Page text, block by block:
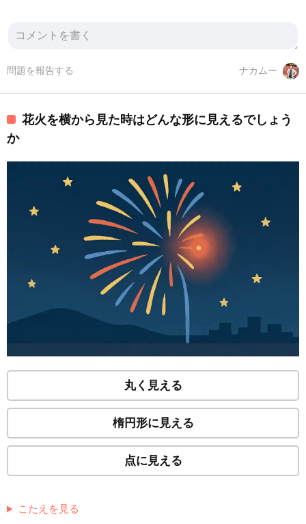
ナカムー
問題を報告する
花火を横から見た時はどんな形に見えるでしょう
か
丸く見える
楕円形に見える
点に見える
こたえを見る